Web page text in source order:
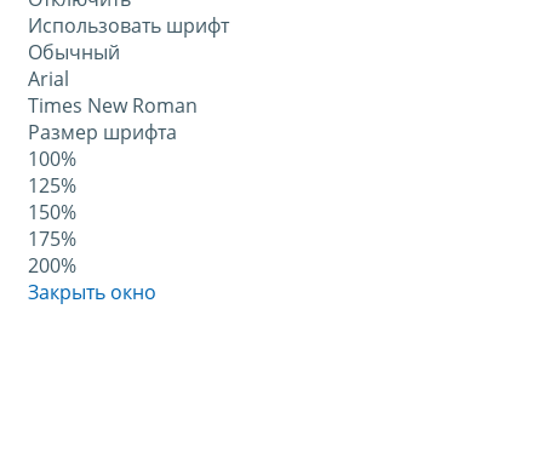
Использовать шрифт
Обычный
Arial
Times New Roman
Размер шрифта
100%
125%
150%
175%
200%
Закрыть окно